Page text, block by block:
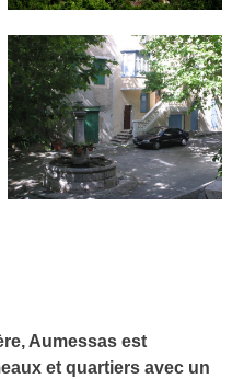
Aumessas est
et quartiers avec un